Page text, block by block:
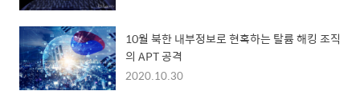
10월 북한 내부정보로 현혹하는 탈륨 해킹 조직
의 APT 공격
2020.10.30